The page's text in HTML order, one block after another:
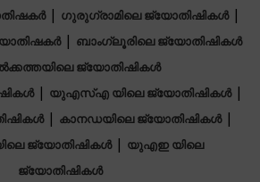
| ഗുരുഗ്രാമിലെ ജ്യോതിഷികൾ|
| ബാംഗ്ലൂരിലെ ജ്യോതിഷികൾ
ജ്യോതിഷികൾ
| യുഎസ്എ യിലെ ജ്യോതിഷികൾ|
| കാനഡയിലെ ജ്യോതിഷികൾ|
ജ്യോതിഷികൾ| യുഎഇ യിലെ
ജ്യോതിഷികൾ